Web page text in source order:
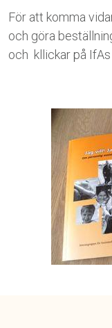
För att komma
och göra
och kllickar på